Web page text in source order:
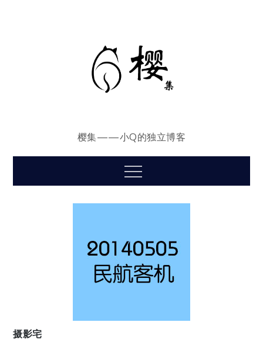
樱集——小Q的独立博客
Menu
摄影宅